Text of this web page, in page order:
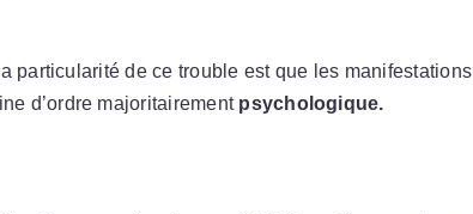
particularité de ce trouble est que les manifestations
d’ordre majoritairement psychologique.